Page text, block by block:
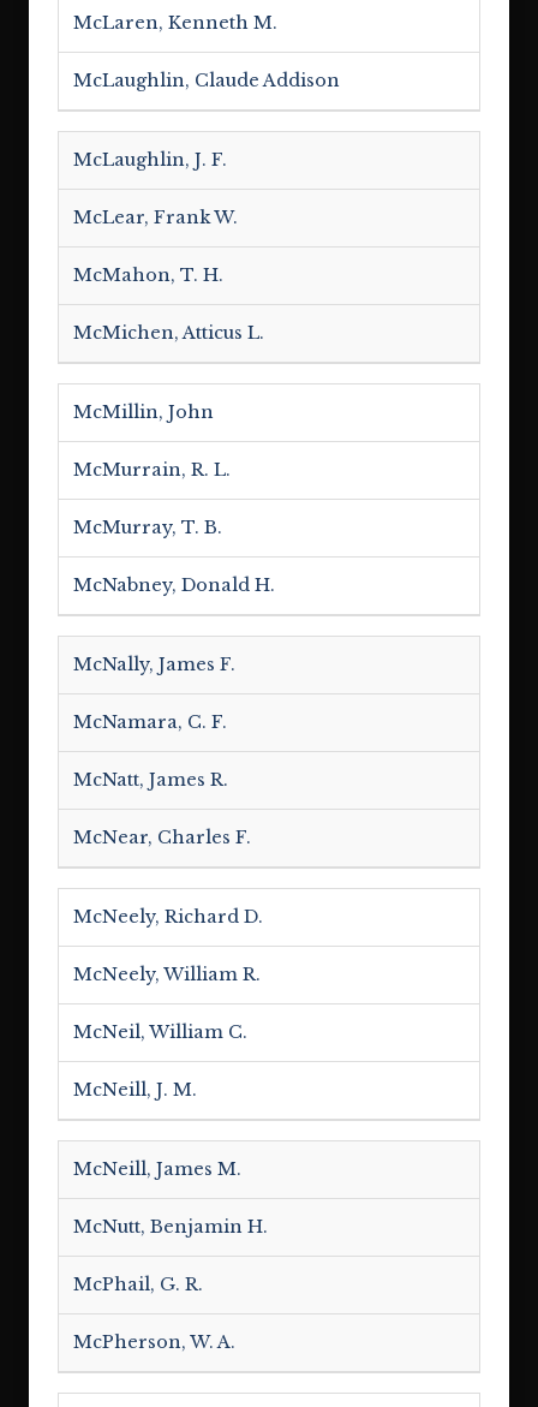
McLaren, Kenneth M.
McLaughlin, Claude Addison
McLaughlin, J. F.
McLear, Frank W.
McMahon, T. H.
McMichen, Atticus L.
McMillin, John
McMurrain, R. L.
McMurray, T. B.
McNabney, Donald H.
McNally, James F.
McNamara, C. F.
McNatt, James R.
McNear, Charles F.
McNeely, Richard D.
McNeely, William R.
McNeil, William C.
McNeill, J. M.
McNeill, James M.
McNutt, Benjamin H.
McPhail, G. R.
McPherson, W. A.